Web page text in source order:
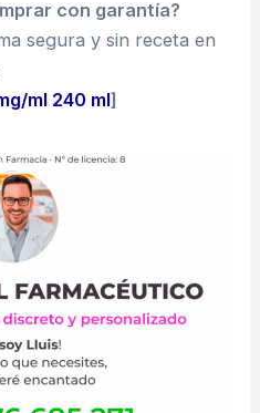
con garantía?
segura y sin receta en
ml 240 ml]